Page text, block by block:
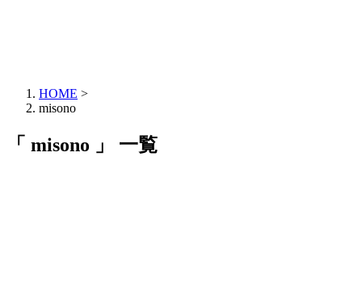
HOME >
misono
「 misono 」 一覧